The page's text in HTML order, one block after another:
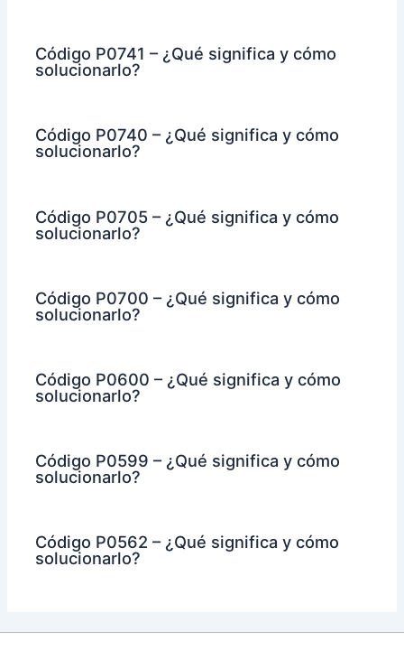
Código P0741 – ¿Qué significa y cómo
solucionarlo?
Código P0740 – ¿Qué significa y cómo
solucionarlo?
Código P0705 – ¿Qué significa y cómo
solucionarlo?
Código P0700 – ¿Qué significa y cómo
solucionarlo?
Código P0600 – ¿Qué significa y cómo
solucionarlo?
Código P0599 – ¿Qué significa y cómo
solucionarlo?
Código P0562 – ¿Qué significa y cómo
solucionarlo?